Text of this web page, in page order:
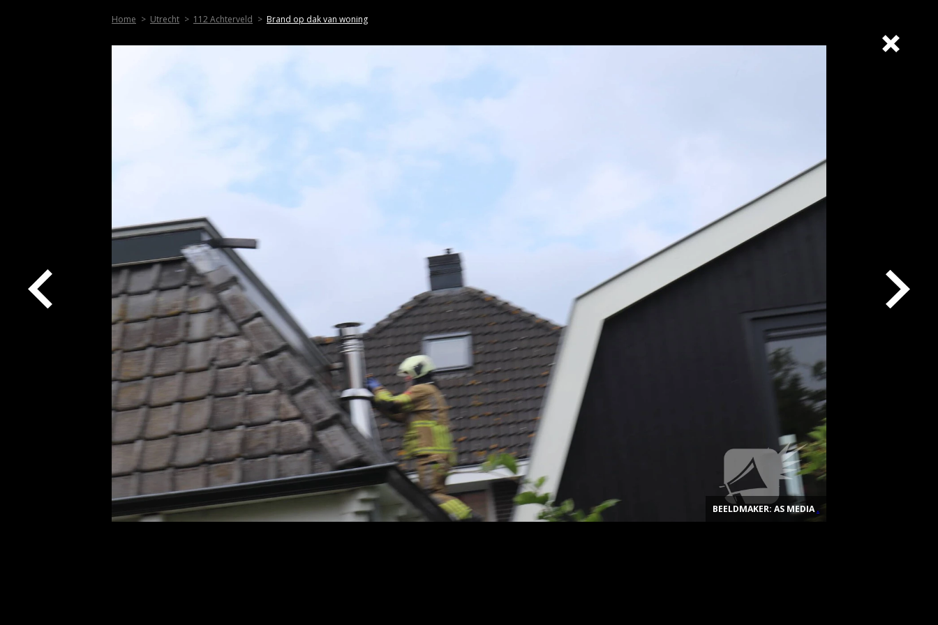
Home Utrecht 112 Achterveld Brand op dak van woning
BEELDMAKER: AS MEDIA.